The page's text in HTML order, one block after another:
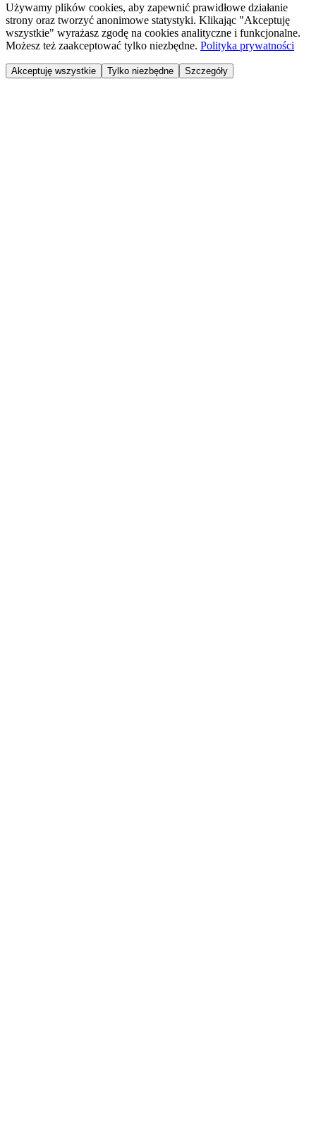
Używamy plików cookies, aby zapewnić prawidłowe działanie
strony oraz tworzyć anonimowe statystyki. Klikając "Akceptuję
wszystkie" wyrażasz zgodę na cookies analityczne i funkcjonalne.
Możesz też zaakceptować tylko niezbędne. Polityka prywatności
Akceptuję wszystkie Tylko niezbędne Szczegóły